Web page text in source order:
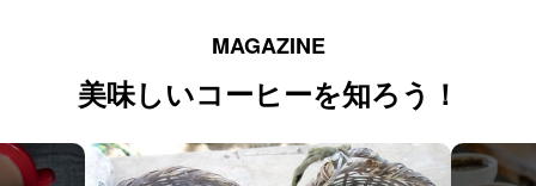
MAGAZINE
美味しいコーヒーを知ろう！